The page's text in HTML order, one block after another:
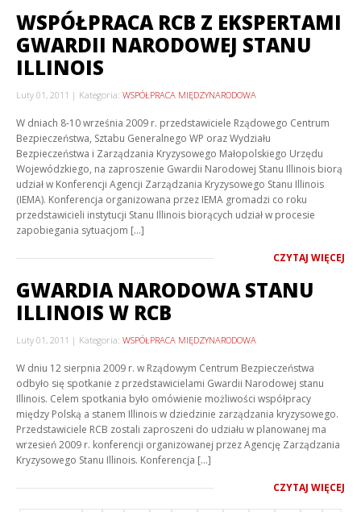
WSPÓŁPRACA RCB Z EKSPERTAMI
GWARDII NARODOWEJ STANU
ILLINOIS
Luty 01, 2011 Kategoria: WSPÓŁPRACA MIĘDZYNARODOWA
W dniach 8-10 września 2009 r. przedstawiciele Rządowego Centrum
Bezpieczeństwa, Sztabu Generalnego WP oraz Wydziału
Bezpieczeństwa i Zarządzania Kryzysowego Małopolskiego Urzędu
Wojewódzkiego, na zaproszenie Gwardii Narodowej Stanu Illinois biorą
udział w Konferencji Agencji Zarządzania Kryzysowego Stanu Illinois
(IEMA). Konferencja organizowana przez IEMA gromadzi co roku
przedstawicieli instytucji Stanu Illinois biorących udział w procesie
zapobiegania sytuacjom […]
CZYTAJ WIĘCEJ
GWARDIA NARODOWA STANU
ILLINOIS W RCB
Luty 01, 2011 Kategoria: WSPÓŁPRACA MIĘDZYNARODOWA
W dniu 12 sierpnia 2009 r. w Rządowym Centrum Bezpieczeństwa
odbyło się spotkanie z przedstawicielami Gwardii Narodowej stanu
Illinois. Celem spotkania było omówienie możliwości współpracy
między Polską a stanem Illinois w dziedzinie zarządzania kryzysowego.
Przedstawiciele RCB zostali zaproszeni do udziału w planowanej ma
wrzesień 2009 r. konferencji organizowanej przez Agencję Zarządzania
Kryzysowego Stanu Illinois. Konferencja […]
CZYTAJ WIĘCEJ